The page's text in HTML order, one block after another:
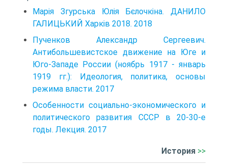
Марія Згурська Юлія Бєлочкіна. ДАНИЛО
ГАЛИЦЬКИЙ Харків 2018. 2018
Пученков Александр Сергеевич.
Антибольшевистское движение на Юге и
Юго-Западе России (ноябрь 1917 - январь
1919 гг.): Идеология, политика, основы
режима власти. 2017
Особенности социально-экономического и
политического развития СССР в 20-30-е
годы. Лекция. 2017
История >>